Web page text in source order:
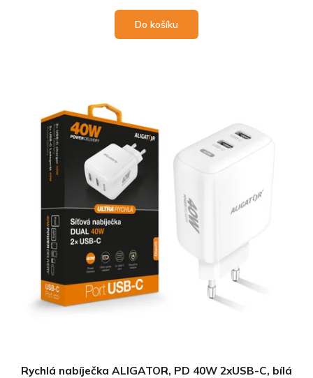
Do košíku
Rychlá nabíječka ALIGATOR, PD 40W 2xUSB-C, bílá